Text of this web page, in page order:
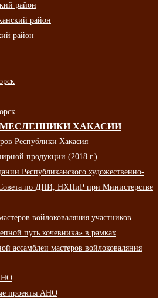
район
район
район
ХАКАСИИ
Республики Хакасия
продукции (2018 г.)
Республиканского художественно-
Совета по ДПИ, НХПиР при Министерстве
войлоковаляния участников
путь кочевника» в рамках
ассамблеи мастеров войлоковаляния
проекты АНО